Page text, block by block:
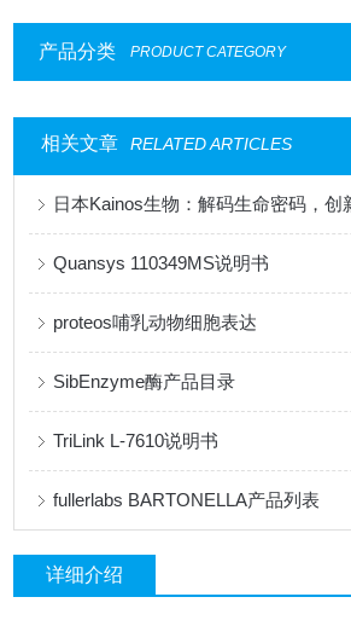
产品分类 PRODUCT CATEGORY
相关文章 RELATED ARTICLES
日本Kainos生物：解码生命密码，创
Quansys 110349MS说明书
proteos哺乳动物细胞表达
SibEnzyme酶产品目录
TriLink L-7610说明书
fullerlabs BARTONELLA产品列表
详细介绍